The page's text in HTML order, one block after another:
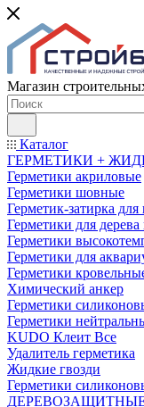
Магазин
Каталог
ГЕРМЕТИКИ +
Герметики акриловые
Герметики шовные
Герметик-затирка
Герметики для дерева
Герметики
Герметики для
Герметики
Химический анкер
Герметики
Герметики
KUDO Клеит Все
Удалитель герметика
Жидкие гвозди
Герметики